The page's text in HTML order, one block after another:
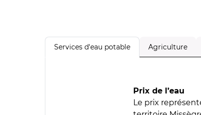
Services d'eau potable Agriculture
Prix de l’eau
Le prix